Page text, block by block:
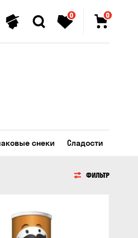
0 0
снеки Сладости
ФИЛЬТР